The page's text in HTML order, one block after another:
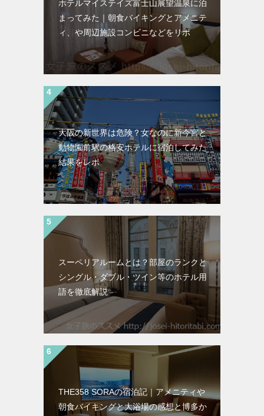
ホテルマイステイズ富士山展望温泉に泊
まってみた｜朝食バイキングとアメニテ
ィ、や周辺施設コンビニなどをリポ
大阪の新世界は危険？女なのに新今宮と
動物園前駅の格安ホテルに宿泊してみた
結果をレポ
スーペリアルームとは？部屋のランクと
シングル・ダブル・ツイン等のホテル用
語を徹底解説
THE358 SORAの宿泊記｜アメニティや
朝食バイキングと大浴場の感想と博多か